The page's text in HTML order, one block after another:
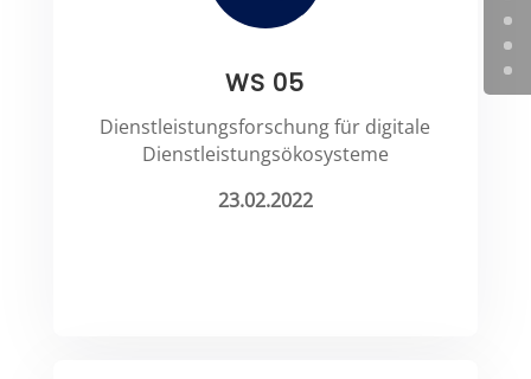
WS 05
Dienstleistungsforschung für digitale
Dienstleistungsökosysteme
23.02.2022